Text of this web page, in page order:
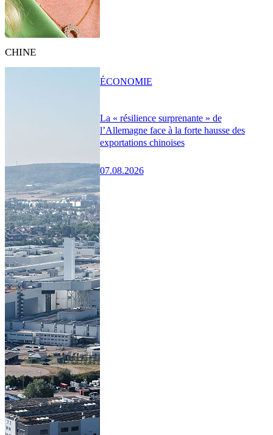
CHINE
La « résilience surprenante » de
l’Allemagne face à la forte hausse des
exportations chinoises
07.08.2026
ÉCONOMIE